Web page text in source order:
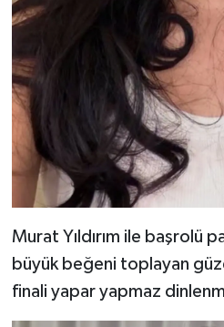
Murat Yıldırım ile başrolü
büyük beğeni toplayan
finali yapar yapmaz